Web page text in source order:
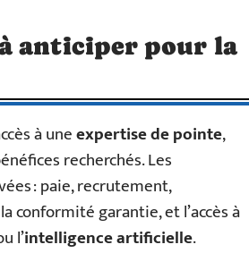
anticiper pour la
à uneexpertise de pointe,
recherchés. Les
: paie, recrutement,
conformité garantie, et l’accès à
l’intelligence artificielle.